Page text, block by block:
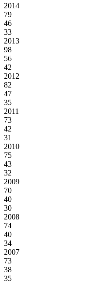
2014
79
46
33
2013
98
56
42
2012
82
47
35
2011
73
42
31
2010
75
43
32
2009
70
40
30
2008
74
40
34
2007
73
38
35